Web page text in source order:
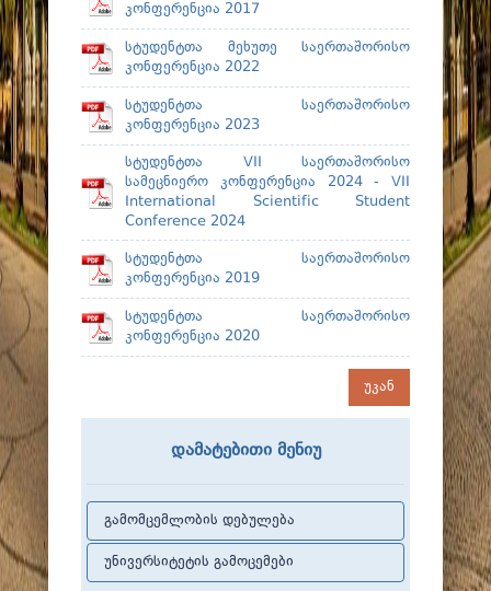
კონფერენცია 2017
სტუდენტთა მეხუთე საერთაშორისო
კონფერენცია 2022
სტუდენტთა საერთაშორისო
კონფერენცია 2023
სტუდენტთა VII საერთაშორისო
სამეცნიერო კონფერენცია 2024 - VII
International Scientific Student
Conference 2024
სტუდენტთა საერთაშორისო
კონფერენცია 2019
სტუდენტთა საერთაშორისო
კონფერენცია 2020
უკან
დამატებითი მენიუ
გამომცემლობის დებულება
უნივერსიტეტის გამოცემები